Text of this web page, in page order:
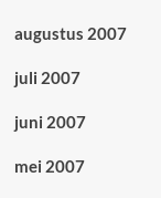
augustus 2007
juli 2007
juni 2007
mei 2007